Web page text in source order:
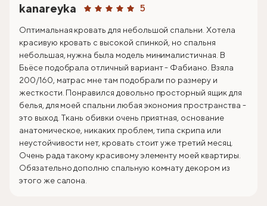
kanareyka 5
Оптимальная кровать для небольшой спальни. Хотела
красивую кровать с высокой спинкой, но спальня
небольшая, нужна была модель минималистичная. В
Бьёсе подобрала отличный вариант - Фабиано. Взяла
200/160, матрас мне там подобрали по размеру и
жесткости. Понравился довольно просторный ящик для
белья, для моей спальни любая экономия пространства -
это выход. Ткань обивки очень приятная, основание
анатомическое, никаких проблем, типа скрипа или
неустойчивости нет, кровать стоит уже третий месяц.
Очень рада такому красивому элементу моей квартиры.
Обязательно дополню спальную комнату декором из
этого же салона.